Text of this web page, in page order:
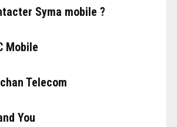
Syma mobile ?
Mobile
Telecom
You